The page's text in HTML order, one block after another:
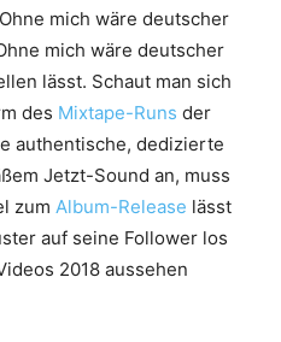
mich wäre deutscher
mich wäre deutscher
lässt. Schaut man sich
des Mixtape-Runs der
authentische, dedizierte
Jetzt-Sound an, muss
zum Album-Release lässt
auf seine Follower los
2018 aussehen